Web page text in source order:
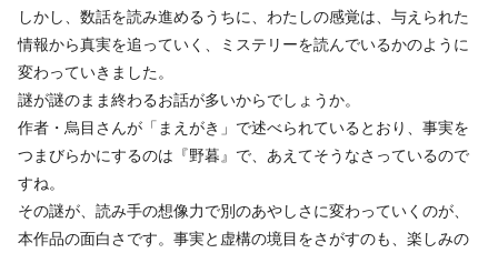
しかし、数話を読み進めるうちに、わたしの感覚は、与えられた
情報から真実を追っていく、ミステリーを読んでいるかのように
変わっていきました。
謎が謎のまま終わるお話が多いからでしょうか。
作者・烏目さんが「まえがき」で述べられているとおり、事実を
つまびらかにするのは『野暮』で、あえてそうなさっているので
すね。
その謎が、読み手の想像力で別のあやしさに変わっていくのが、
本作品の面白さです。事実と虚構の境目をさがすのも、楽しみの